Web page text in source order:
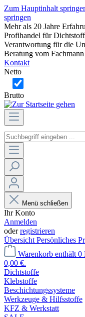
Zum Hauptinhalt
springen
Mehr als 20 Jahre
Profihandel für
Verantwortung für die
Beratung vom Fachmann
Kontakt
Netto
Brutto
Menü schließen
Ihr Konto
Anmelden
oderregistrieren
Übersicht Persönliches
Warenkorb enthält 0
0,00 €.
Dichtstoffe
Klebstoffe
Beschichtungssysteme
Werkzeuge & Hilfsstoffe
KFZ & Werkstatt